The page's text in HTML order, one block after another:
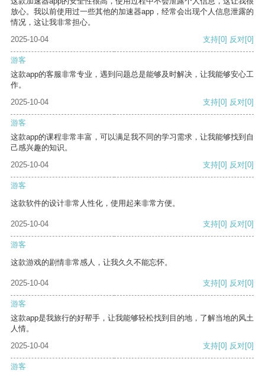
放心。我以前使用过一些其他的加速器app，经常会出现个人信息泄露的
情况，这让我非常担心。
2025-10-04
支持[0] 反对[0]
游客
这款app的客服非常专业，遇到问题总是能够及时解决，让我能够安心工
作。
2025-10-04
支持[0] 反对[0]
游客
这款app的课程非常丰富，可以满足我不同的学习需求，让我能够找到自
己感兴趣的知识。
2025-10-04
支持[0] 反对[0]
游客
这款软件的设计非常人性化，使用起来非常方便。
2025-10-04 支持[0] 反对[0]
游客
这款游戏的剧情非常感人，让我久久不能忘怀。
2025-10-04 支持[0] 反对[0]
游客
这款app是我旅行的好帮手，让我能够轻松找到目的地，了解当地的风土
人情。
2025-10-04
支持[0] 反对[0]
游客